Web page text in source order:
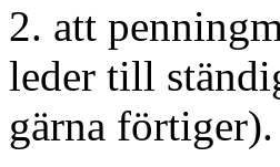
2. att
leder till
gärna förtiger).